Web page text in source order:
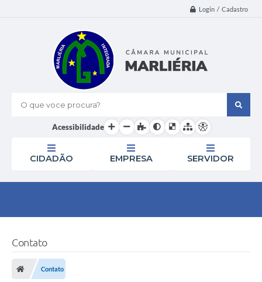
Login / Cadastro
O que voce procura?
Acessibilidade
CIDADÃO EMPRESA SERVIDOR
Contato
Contato